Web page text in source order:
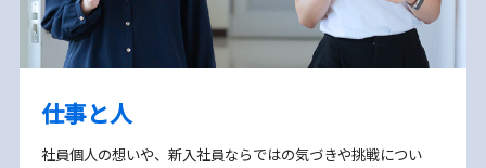
仕事と人
社員個人の想いや、新入社員ならではの気づきや挑戦につい